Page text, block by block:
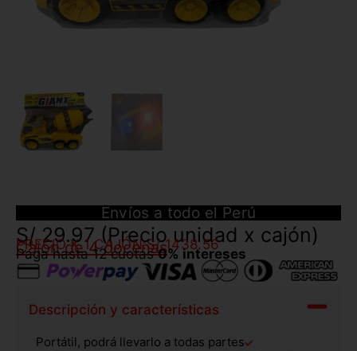
Envíos a todo el Perú
S/29.97 (Precio unidad x cajón)
PRECIO X 1 CAJÓN:S/ 1438.56
Cajón de 4 docenas
Paga hasta 12 cuotas0% intereses
Descripción y características
Portátil, podrá llevarlo a todas partes